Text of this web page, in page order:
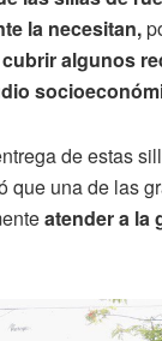
la necesitan,
cubrir algunos
de estas
que una de las
atender a la